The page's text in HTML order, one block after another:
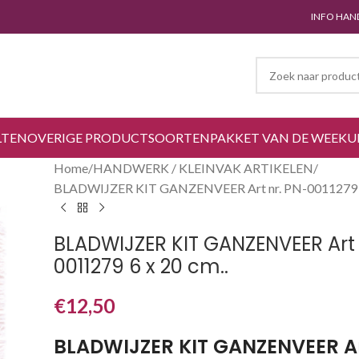
INFO
OVERIGE PRODUCTSOORTENPAKKET VAN DE WEEK
Home HANDWERK / KLEINVAK ARTIKELEN
BLADWIJZER KIT GANZENVEER Art nr. PN-0011279
BLADWIJZER KIT GANZENVEER
0011279 6 x 20 cm..
€12,50
BLADWIJZER KIT GANZENVEER